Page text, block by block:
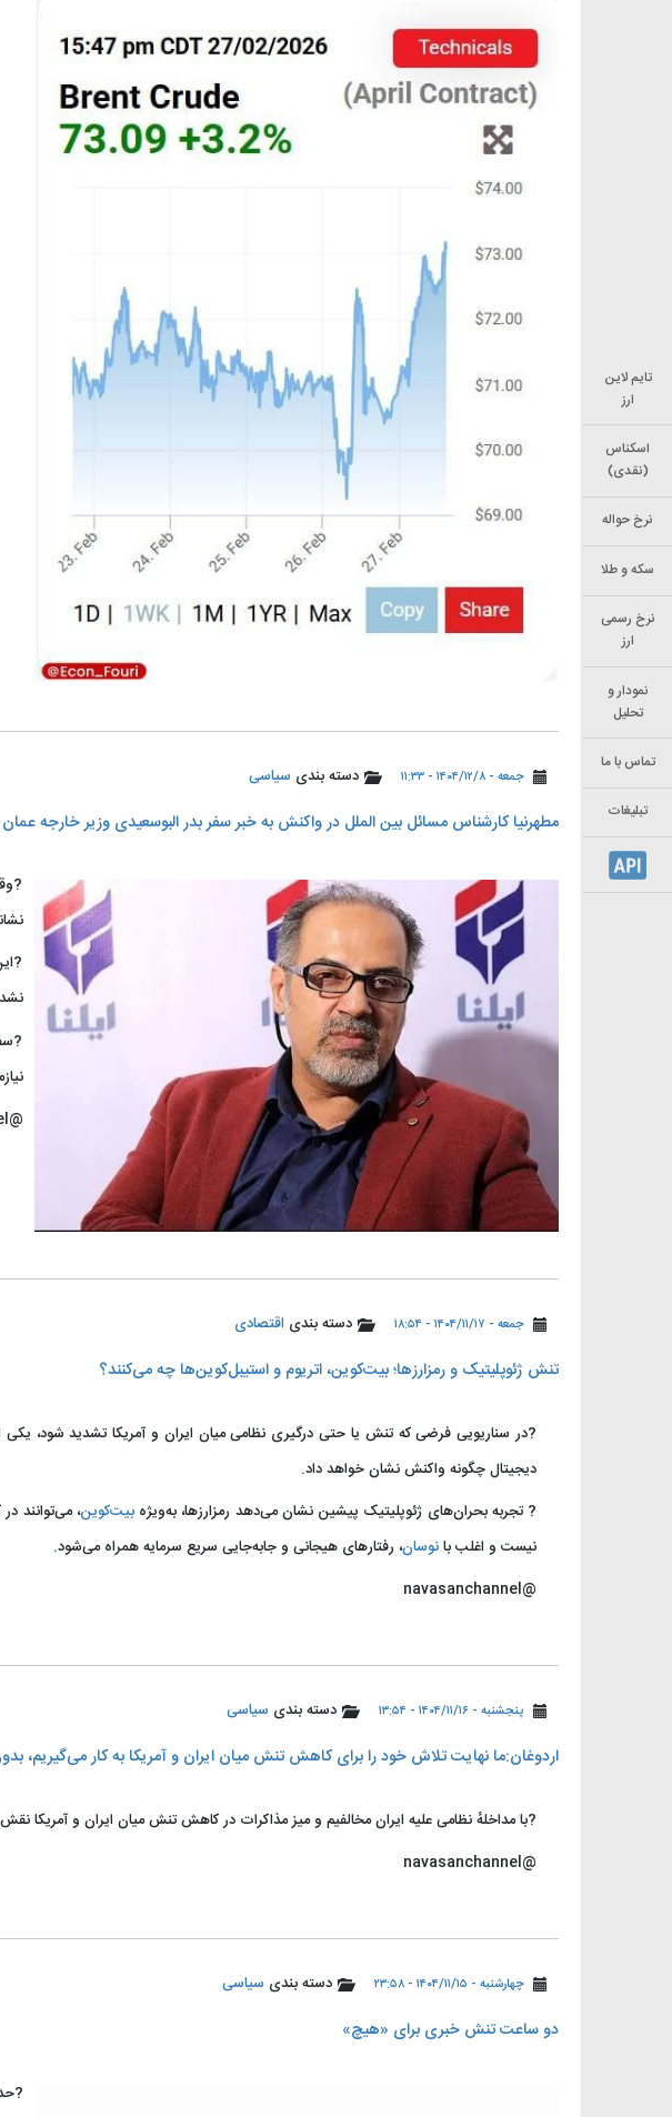
تایم لاین
ارز
اسکناس
(نقدی)
نرخ حواله
سکه و طلا
نرخ رسمی
ارز
نمودار و
تحلیل
تماس با ما
تبلیغات
جمعه - ۱۴۰۴/۱۲/۸ - ۱۱:۳۳ دسته بندی سیاسی
مطهرنیا کارشناس مسائل بین الملل در واکنش به خبر سفر بدر البوسعیدی وزیر خارجه
@navasanchannel
جمعه - ۱۴۰۴/۱۱/۱۷ - ۱۸:۵۴ دسته بندی اقتصادی
تنش ژئوپلیتیک و رمزارزها؛ بیت‌کوین، اتریوم و استیبل‌کوین‌ها چه می‌کنند؟
?در سناریویی فرضی که تنش یا حتی درگیری نظامی میان ایران و آمریکا تشدید شود،
دیجیتال چگونه واکنش نشان خواهد داد.
? تجربه بحران‌های ژئوپلیتیک پیشین نشان می‌دهد رمزارزها، به‌ویژهبیت‌کوین، می‌توانند
نیست و اغلب بانوسان، رفتارهای هیجانی و جابه‌جایی سریع سرمایه همراه می‌شود.
@navasanchannel
پنجشنبه - ۱۴۰۴/۱۱/۱۶ - ۱۳:۵۴ دسته بندی سیاسی
اردوغان:ما نهایت تلاش خود را برای کاهش تنش میان ایران و آمریکا به کار می‌گیریم،
?با مداخلهٔ نظامی علیه ایران مخالفیم و میز مذاکرات در کاهش تنش میان ایران و آمریکا
@navasanchannel
چهارشنبه - ۱۴۰۴/۱۱/۱۵ - ۲۳:۵۸ دسته بندی سیاسی
دو ساعت تنش خبری برای «هیچ»